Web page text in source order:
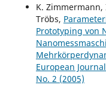
K. Zimmermann,
Tröbs,
Prototyping von
European
No. 2 (2005)